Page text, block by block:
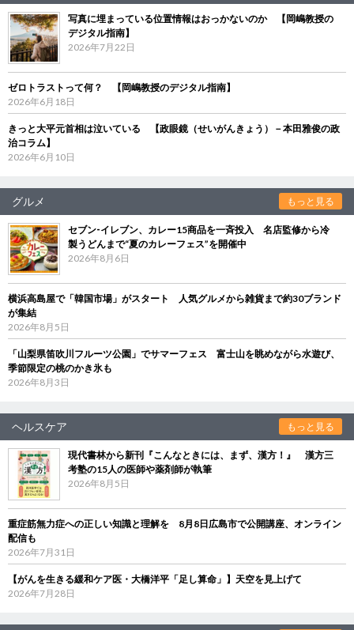
写真に埋まっている位置情報はおっかないのか 【岡嶋教授の
デジタル指南】
2026年7月22日
ゼロトラストって何？ 【岡嶋教授のデジタル指南】
2026年6月18日
きっと大平元首相は泣いている 【政眼鏡（せいがんきょう）－本田雅俊の政
治コラム】
2026年6月10日
グルメ もっと見る
セブン‐イレブン、カレー15商品を一斉投入 名店監修から冷
製うどんまで“夏のカレーフェス”を開催中
2026年8月6日
横浜高島屋で「韓国市場」がスタート 人気グルメから雑貨まで約30ブランド
が集結
2026年8月5日
「山梨県笛吹川フルーツ公園」でサマーフェス 富士山を眺めながら水遊び、
季節限定の桃のかき氷も
2026年8月3日
ヘルスケア もっと見る
現代書林から新刊『こんなときには、まず、漢方！』 漢方三
考塾の15人の医師や薬剤師が執筆
2026年8月5日
重症筋無力症への正しい知識と理解を 8月8日広島市で公開講座、オンライン
配信も
2026年7月31日
【がんを生きる緩和ケア医・大橋洋平「足し算命」】天空を見上げて
2026年7月28日